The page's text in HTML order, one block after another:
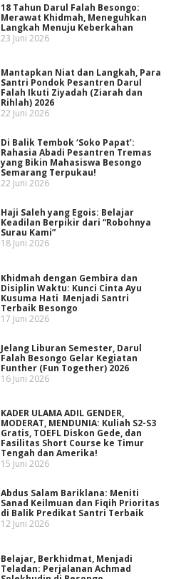
18 Tahun Darul Falah Besongo:
Merawat Khidmah, Meneguhkan
Langkah Menuju Keberkahan
23 Juni 2026
Mantapkan Niat dan Langkah, Para
Santri Pondok Pesantren Darul
Falah Ikuti Ziyadah (Ziarah dan
Rihlah) 2026
22 Juni 2026
Di Balik Tembok ‘Soko Papat’:
Rahasia Abadi Pesantren Tremas
yang Bikin Mahasiswa Besongo
Semarang Terpukau!
22 Juni 2026
Haji Saleh yang Egois: Belajar
Keadilan Berpikir dari “Robohnya
Surau Kami”
18 Juni 2026
Khidmah dengan Gembira dan
Disiplin Waktu: Kunci Cinta Ayu
Kusuma Hati Menjadi Santri
Terbaik Besongo
17 Juni 2026
Jelang Liburan Semester, Darul
Falah Besongo Gelar Kegiatan
Funther (Fun Together) 2026
16 Juni 2026
KADER ULAMA ADIL GENDER,
MODERAT, MENDUNIA: Kuliah S2-S3
Gratis, TOEFL Diskon Gede, dan
Fasilitas Short Course ke Timur
Tengah dan Amerika!
15 Juni 2026
Abdus Salam Bariklana: Meniti
Sanad Keilmuan dan Fiqih Prioritas
di Balik Predikat Santri Terbaik
12 Juni 2026
Belajar, Berkhidmat, Menjadi
Teladan: Perjalanan Achmad